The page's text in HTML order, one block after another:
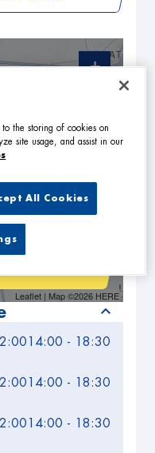
14:00 - 18:30
14:00 - 18:30
14:00 - 18:30
+
Leaflet | Map ©2026 HERE
the storing of cookies on
site usage, and assist in our
All Cookies